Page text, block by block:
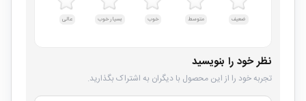
ضعیف متوسط خوب بسیار خوب عالی
نظر خود را بنویسید
تجربه خود را از این محصول با دیگران به اشتراک بگذارید.